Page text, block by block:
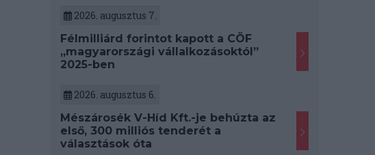
2026. augusztus 7.
Félmilliárd forintot kapott a CÖF
„magyarországi vállalkozásoktól”
2025-ben
2026. augusztus 6.
Mészárosék V-Híd Kft.-je behúzta az
első, 300 milliós tenderét a
választások óta